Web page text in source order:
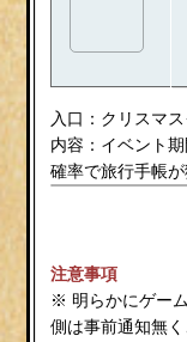
入口：クリスマ
内容： イベント
確率で旅行手帳
注意事項
※ 明らかにゲー
側は事前通知無